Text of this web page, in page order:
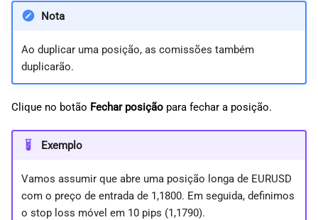
Nota
Ao duplicar uma posição, as comissões também
duplicarão.
Clique no botão Fechar posição para fechar a posição.
Exemplo
Vamos assumir que abre uma posição longa de EURUSD
com o preço de entrada de 1,1800. Em seguida, definimos
o stop loss móvel em 10 pips (1,1790).